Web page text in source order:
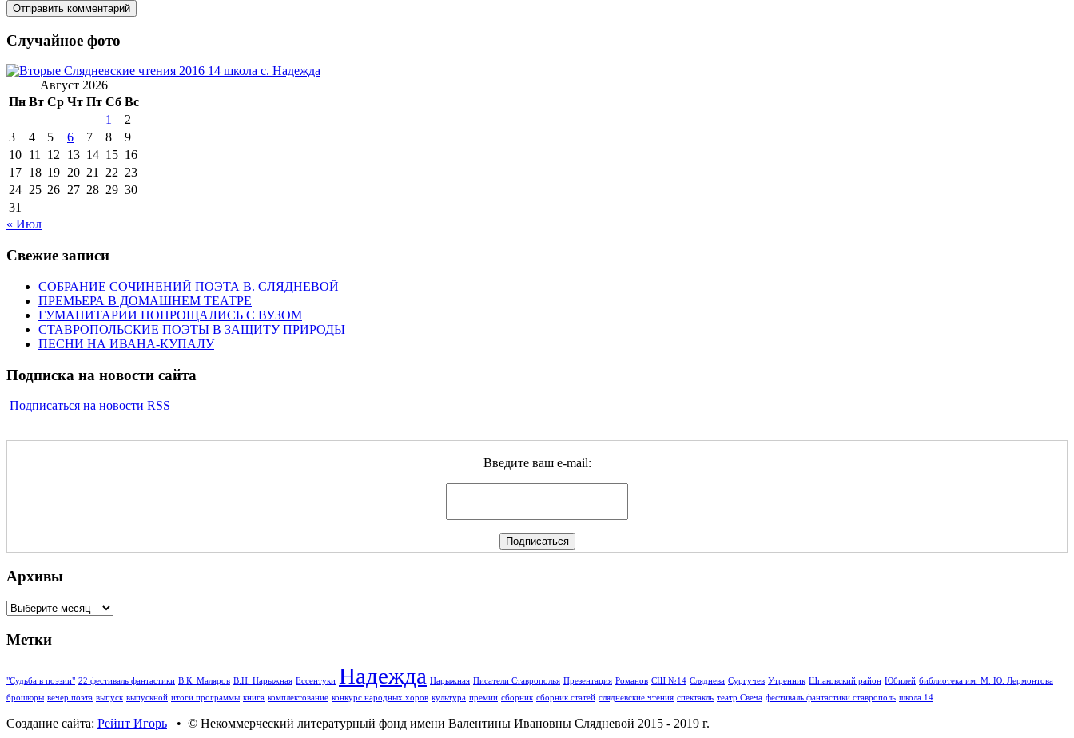
Случайное фото
Август 2026
Пн Вт Ср Чт Пт Сб Вс
1
2
3
4 5 6 7 8
9
10 11 12 13 14 15 16
17 18 19 20 21 22 23
24 25 26 27 28 29 30
31
« Июл
Свежие записи
СОБРАНИЕ СОЧИНЕНИЙ ПОЭТА В. СЛЯДНЕВОЙ
ПРЕМЬЕРА В ДОМАШНЕМ ТЕАТРЕ
ГУМАНИТАРИИ ПОПРОЩАЛИСЬ С ВУЗОМ
СТАВРОПОЛЬСКИЕ ПОЭТЫ В ЗАЩИТУ ПРИРОДЫ
ПЕСНИ НА ИВАНА-КУПАЛУ
Подписка на новости сайта
Подписаться на новости RSS
Введите ваш e-mail:
Архивы
Архивы
Метки
"Судьба в поэзии" 22 фестиваль фантастики В.К. Маляров В.Н. Нарыжная Ессентуки Надежда Нарыжная Писатели Ставрополья Презентация Романов СШ №14 Сляднева Сургучев Утренник Шпаковский район Юбилей библиотека им. М. Ю. Лермонтова
брошюры вечер поэта выпуск выпускной итоги программы книга комплектование конкурс народных хоров культура премии сборник сборник статей слядневские чтения спектакль театр Свеча фестиваль фантастики ставрополь школа 14
Создание сайта: Рейнт Игорь • © Некоммерческий литературный фонд имени Валентины Ивановны Слядневой 2015 - 2019 г.